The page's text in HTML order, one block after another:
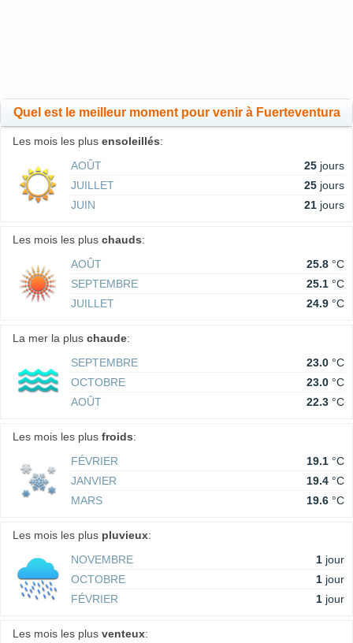
Quel est le meilleur moment pour venir à Fuerteventura
Les mois les plus ensoleillés:
AOÛT
25 jours
JUILLET
25 jours
JUIN
21 jours
Les mois les plus chauds:
AOÛT
25.8 °C
SEPTEMBRE
25.1 °C
JUILLET
24.9 °C
La mer la plus chaude:
SEPTEMBRE
23.0 °C
OCTOBRE
23.0 °C
AOÛT
22.3 °C
Les mois les plus froids:
FÉVRIER
19.1 °C
JANVIER
19.4 °C
MARS
19.6 °C
Les mois les plus pluvieux:
NOVEMBRE
1 jour
OCTOBRE
1 jour
FÉVRIER
1 jour
Les mois les plus venteux: